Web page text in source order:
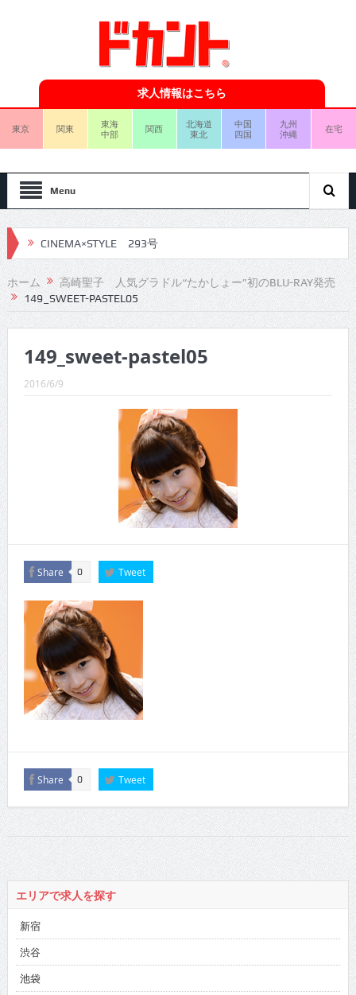
求人情報はこちら
東京 関東
東海
中部
関西
北海道
東北
中国
四国
九州
沖縄
在宅
Menu
CINEMA×STYLE 293号
CINEMA×STYLE 292号
CINEMA×STYLE 291号
CINEMA×STYLE 289号
CINEMA×STYLE 287号
CINEMA×STYLE 286号
CINEMA×STYLE 285号
CINEMA×STYLE 294号
ホーム
高崎聖子 人気グラドル“たかしょー”初のBLU-RAY発売
149_SWEET-PASTEL05
149_sweet-pastel05
2016/6/9
Share 0 Tweet
Share 0 Tweet
エリアで求人を探す
新宿
渋谷
池袋